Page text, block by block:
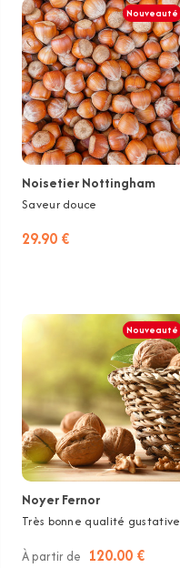
Nouveauté
Noisetier Nottingham
Saveur douce
29.90 €
Nouveauté
Noyer Fernor
Très bonne qualité gustative
À partir de 120.00 €